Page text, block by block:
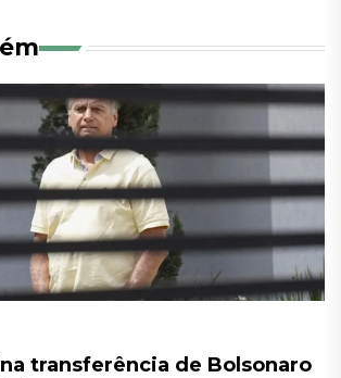
transferência de Bolsonaro